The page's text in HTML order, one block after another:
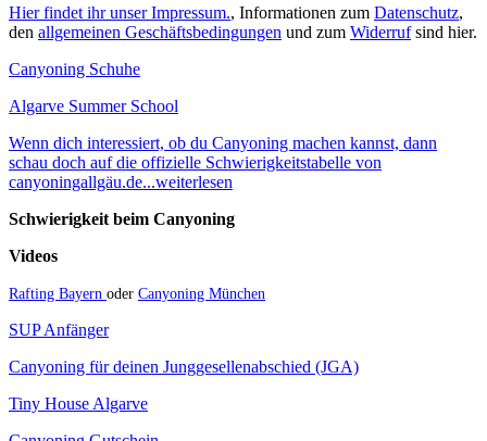
Hier findet ihr unser Impressum., Informationen zum Datenschutz,
den allgemeinen Geschäftsbedingungen und zum Widerrufsind hier.
Canyoning Schuhe
Algarve Summer School
Wenn dich interessiert, ob du Canyoning machen kannst, dann
schau doch auf die offizielle Schwierigkeitstabelle von
canyoningallgäu.de...weiterlesen
Schwierigkeit beim Canyoning
Videos
Rafting Bayern oder Canyoning München
SUP Anfänger
Canyoning für deinen Junggesellenabschied (JGA)
Tiny House Algarve